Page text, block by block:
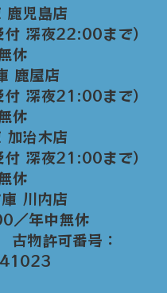
児島店
深夜22:00まで）
休
鹿屋店
深夜21:00まで）
休
治木店
深夜21:00まで）
休
川内店
年中無休
物許可番号：